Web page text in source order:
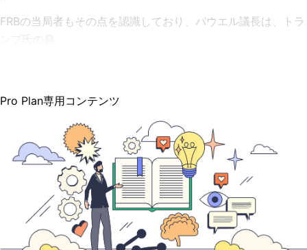
FRBの当局者もその点を認識しており、パウエル議長は、トラ
ンプ氏の発
Pro Plan専用コンテンツ